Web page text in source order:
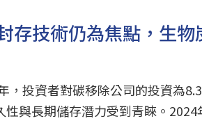
存技術仍為焦點，生物
，投資者對碳移除公司的投資為
性與長期儲存潛力受到青睞。2024